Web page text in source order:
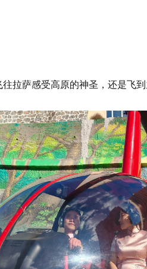
拉萨感受高原的神圣，还是飞